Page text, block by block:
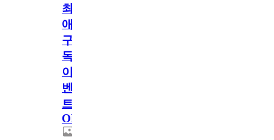
최
애
구
독
이
벤
트
OPEN!